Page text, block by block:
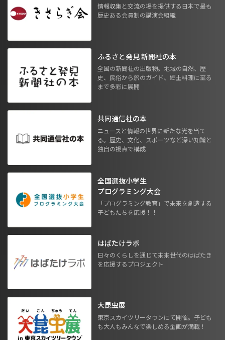
情報収集と交流の場を提供する日本で最も
歴史ある会員制の講演会組織
ふるさと発見 新聞社の本
全国の新聞社の出版物。地域の自然、歴
史、民俗から旅のガイド、郷土料理に至る
まで多彩に展開
共同通信社の本
ニュースと情報の世界に新たな光を当て
る。歴史、文化、スポーツなど深い知識と
独自の視点で構成
全国選抜小学生
プログラミング大会
「プログラミング教育」で未来を創造する
子どもたちを応援！！
はばたけラボ
日々のくらしを通じて未来世代のはばたき
を応援するプロジェクト
大昆虫展
東京スカイツリータウンにて開催。子ども
も大人もみんなで楽しめる企画が満載！